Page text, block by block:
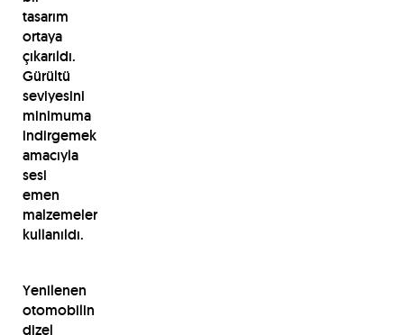
tasarım
ortaya
çıkarıldı.
Gürültü
seviyesini
minimuma
indirgemek
amacıyla
sesi
emen
malzemeler
kullanıldı.
Yenilenen
otomobilin
dizel